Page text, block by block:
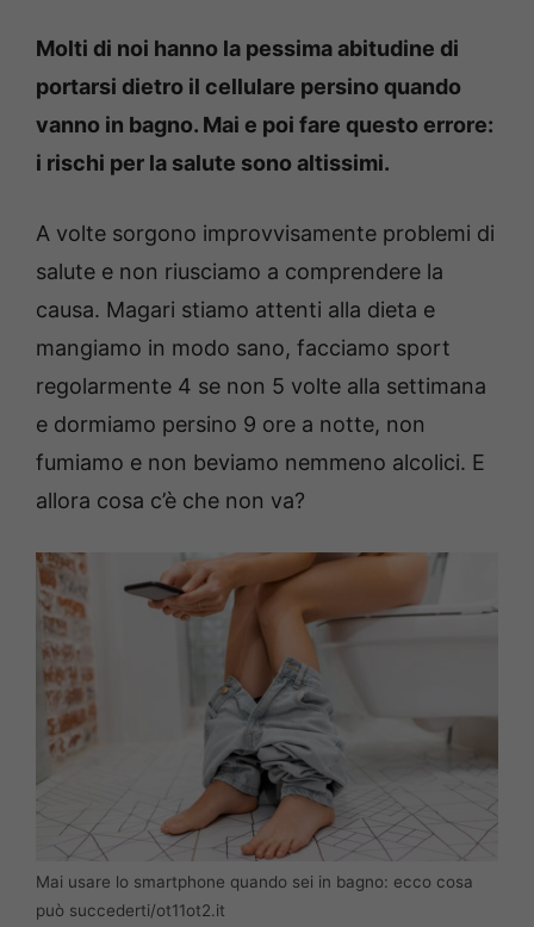
Molti di noi hanno la pessima abitudine di
portarsi dietro il cellulare persino quando
vanno in bagno. Mai e poi fare questo errore:
i rischi per la salute sono altissimi.
A volte sorgono improvvisamente problemi di
salute e non riusciamo a comprendere la
causa. Magari stiamo attenti alla dieta e
mangiamo in modo sano, facciamo sport
regolarmente 4 se non 5 volte alla settimana
e dormiamo persino 9 ore a notte, non
fumiamo e non beviamo nemmeno alcolici. E
allora cosa c’è che non va?
Mai usare lo smartphone quando sei in bagno: ecco cosa
può succederti/ot11ot2.it